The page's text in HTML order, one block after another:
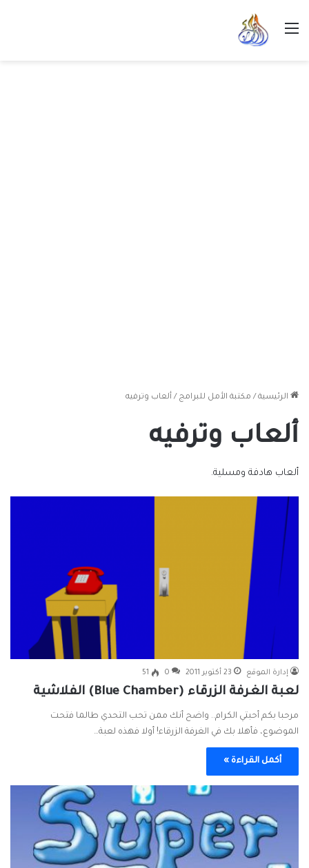
القائمة
الرئيسية / مكتبة الأمل للبرامج / ألعاب وترفيه
ألعاب وترفيه
ألعاب هادفة ومسلية.
إدارة الموقع 23 أكتوبر 2011 0
51
لعبة الغرفة الزرقاء (Blue Chamber) الفلاشية
مرحبا بكم أحبتي الكرام.. واضح أنك ممن تحب التحدي طالما فتحت
الموضوع، فأهلا بك في الغرفة الزرقاء! أولا فهذه لعبة…
أكمل القراءة »